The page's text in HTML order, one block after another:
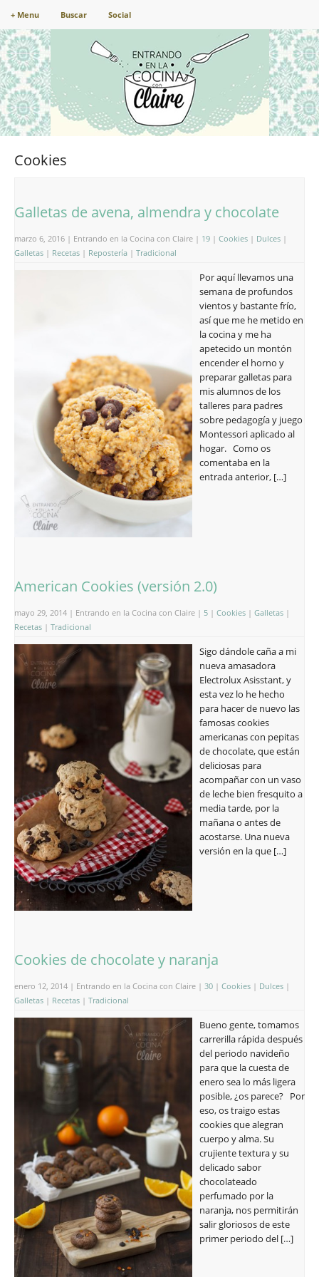
+ Menu Buscar Social
Cookies
Galletas de avena, almendra y chocolate
marzo 6, 2016 | Entrando en la Cocina con Claire | 19 | Cookies | Dulces |
Galletas | Recetas | Repostería | Tradicional
Por aquí llevamos una
semana de profundos
vientos y bastante frío,
así que me he metido en
la cocina y me ha
apetecido un montón
encender el horno y
preparar galletas para
mis alumnos de los
talleres para padres
sobre pedagogía y juego
Montessori aplicado al
hogar. Como os
comentaba en la
entrada anterior, […]
American Cookies (versión 2.0)
mayo 29, 2014 | Entrando en la Cocina con Claire | 5 | Cookies | Galletas |
Recetas | Tradicional
Sigo dándole caña a mi
nueva amasadora
Electrolux Asisstant, y
esta vez lo he hecho
para hacer de nuevo las
famosas cookies
americanas con pepitas
de chocolate, que están
deliciosas para
acompañar con un vaso
de leche bien fresquito a
media tarde, por la
mañana o antes de
acostarse. Una nueva
versión en la que […]
Cookies de chocolate y naranja
enero 12, 2014 | Entrando en la Cocina con Claire | 30 | Cookies | Dulces |
Galletas | Recetas | Tradicional
Bueno gente, tomamos
carrerilla rápida después
del periodo navideño
para que la cuesta de
enero sea lo más ligera
posible, ¿os parece? Por
eso, os traigo estas
cookies que alegran
cuerpo y alma. Su
crujiente textura y su
delicado sabor
chocolateado
perfumado por la
naranja, nos permitirán
salir gloriosos de este
primer periodo del […]